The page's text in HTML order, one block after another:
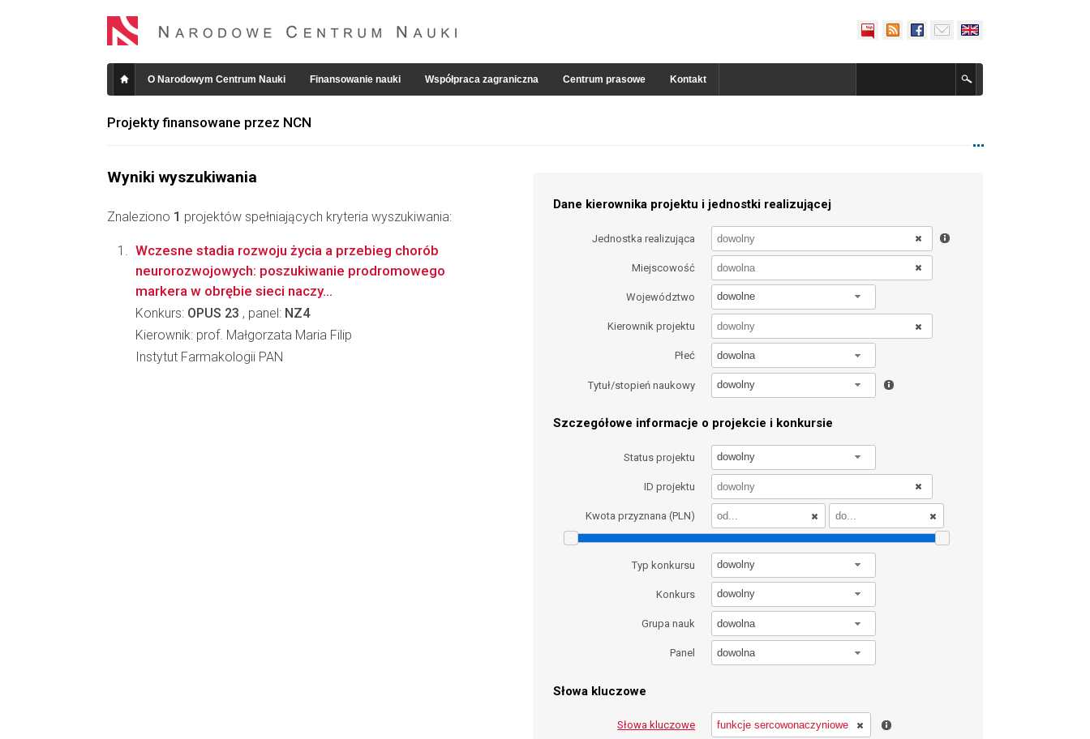
O Narodowym Centrum Nauki Finansowanie nauki Współpraca zagraniczna Centrum prasowe Kontakt
Projekty finansowane przez NCN
Wyniki wyszukiwania
Znaleziono 1 projektów spełniających kryteria wyszukiwania:
Dane kierownika projektu i jednostki realizującej
Jednostka realizująca
Miejscowość
Województwo dowolne
Kierownik projektu
Płeć dowolna
Tytuł/stopień naukowy dowolny
Szczegółowe informacje o projekcie i konkursie
Status projektu dowolny
ID projektu
Kwota przyznana (PLN)
Typ konkursu dowolny
Konkurs dowolny
Grupa nauk dowolna
Panel dowolna
Słowa kluczowe
Słowa kluczowe
Wczesne stadia rozwoju życia a przebieg chorób
neurorozwojowych: poszukiwanie prodromowego
markera w obrębie sieci naczy...
Konkurs: OPUS 23 , panel: NZ4
Kierownik: prof. Małgorzata Maria Filip
Instytut Farmakologii PAN